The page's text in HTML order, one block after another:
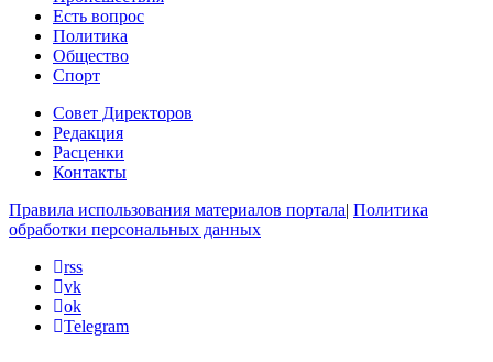
Есть вопрос
Политика
Общество
Спорт
Совет Директоров
Редакция
Расценки
Контакты
Правила использования материалов портала| Политика
обработки персональных данных
rss
vk
ok
Telegram